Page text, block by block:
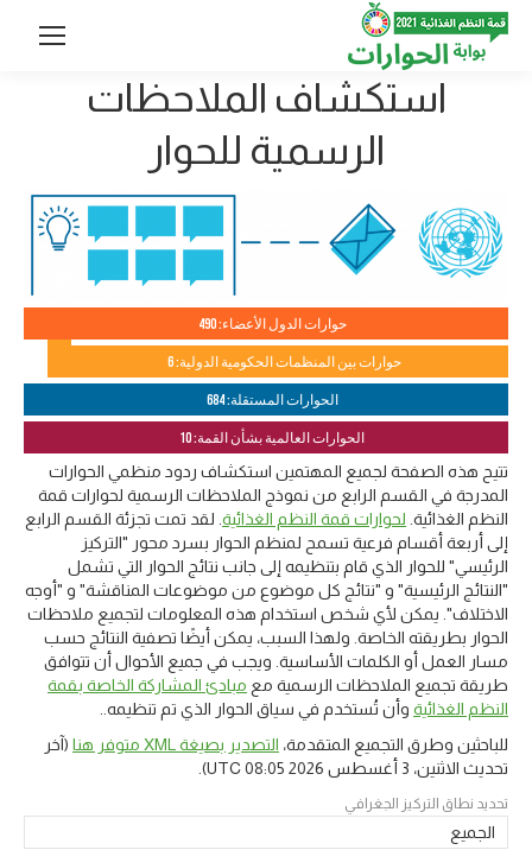
استكشاف الملاحظات
الرسمية للحوار
حوارات الدول الأعضاء: 490
حوارات بين المنظمات الحكومية الدولية: 6
الحوارات المستقلة: 684
الحوارات العالمية بشأن القمة: 10
تتيح هذه الصفحة لجميع المهتمين استكشاف ردود منظمي الحوارات
المدرجة في القسم الرابع من نموذج الملاحظات الرسمية لحوارات قمة
النظم الغذائية. لحوارات قمة النظم الغذائية . لقد تمت تجزئة القسم الرابع
إلى أربعة أقسام فرعية تسمح لمنظم الحوار بسرد محور "التركيز
الرئيسي" للحوار الذي قام بتنظيمه إلى جانب نتائج الحوار التي تشمل
"النتائج الرئيسية" و "نتائج كل موضوع من موضوعات المناقشة" و "أوجه
الاختلاف". يمكن لأي شخص استخدام هذه المعلومات لتجميع ملاحظات
الحوار بطريقته الخاصة. ولهذا السبب، يمكن أيضًا تصفية النتائج حسب
مسار العمل أو الكلمات الأساسية. ويجب في جميع الأحوال أن تتوافق
طريقة تجميع الملاحظات الرسمية مع مبادئ المشاركة الخاصة بقمة
النظم الغذائية وأن تُستخدم في سياق الحوار الذي تم تنظيمه..
للباحثين وطرق التجميع المتقدمة، التصدير بصيغة XML متوفر هنا
(آخر
تحديث الاثنين، 3 أغسطس 2026 08:05 UTC ).
تحديد نطاق التركيز الجغرافي
الجميع